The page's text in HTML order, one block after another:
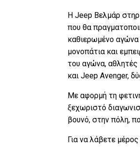
Η Jeep Βελμάρ
που θα
καθιερωμένο αγώνα
μονοπάτια και
του αγώνα, αθλητές
και Jeep Avenger,
Με αφορμή τη
ξεχωριστό
βουνό, στην πόλη,
Για να λάβετε μέρος